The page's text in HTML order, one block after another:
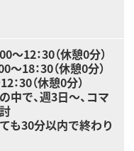
～12：30（休憩0分）
：30（休憩0分）
：30（休憩0分）
で、週3日～、コマ
も30分以内で終わり